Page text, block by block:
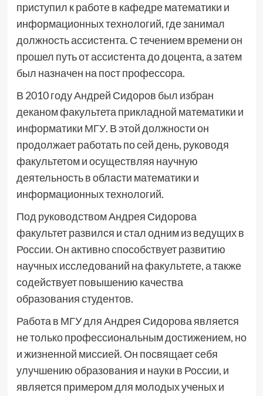
приступил к работе в кафедре математики и
информационных технологий, где занимал
должность ассистента. С течением времени он
прошел путь от ассистента до доцента, а затем
был назначен на пост профессора.
В 2010 году Андрей Сидоров был избран
деканом факультета прикладной математики и
информатики МГУ. В этой должности он
продолжает работать по сей день, руководя
факультетом и осуществляя научную
деятельность в области математики и
информационных технологий.
Под руководством Андрея Сидорова
факультет развился и стал одним из ведущих в
России. Он активно способствует развитию
научных исследований на факультете, а также
содействует повышению качества
образования студентов.
Работа в МГУ для Андрея Сидорова является
не только профессиональным достижением, но
и жизненной миссией. Он посвящает себя
улучшению образования и науки в России, и
является примером для молодых ученых и